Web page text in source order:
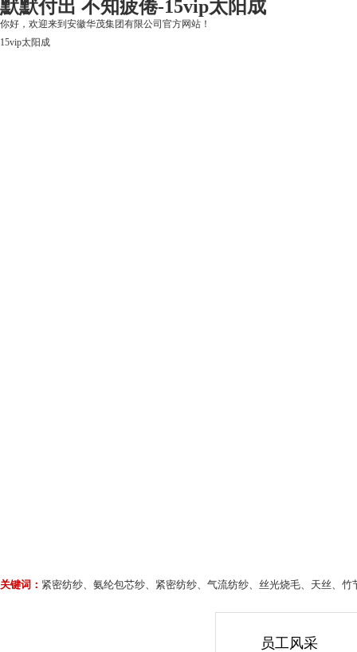
默默付出 不知疲倦-15vip太阳成
你好，欢迎来到安徽华茂集团有限公司官方网站！
15vip太阳成
关键词： 紧密纺纱、氨纶包芯纱、紧密纺纱、气流纺纱、丝光烧毛、天丝、
员工风采